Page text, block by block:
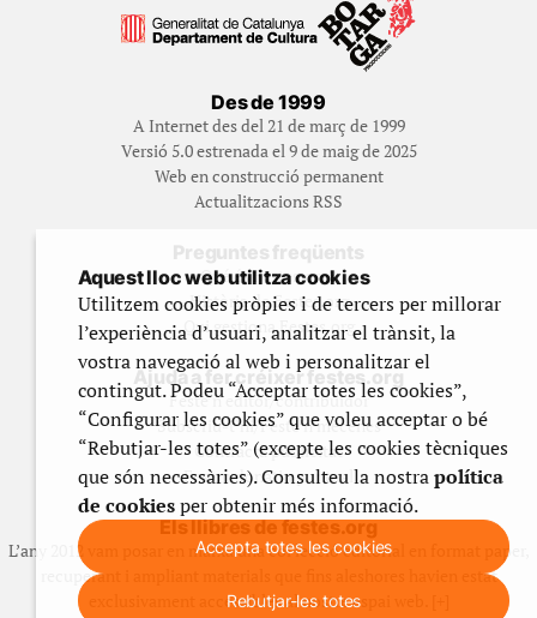
Des de 1999
A Internet des del 21 de març de 1999
Versió 5.0 estrenada el 9 de maig de 2025
Web en construcció permanent
Actualitzacions RSS
Preguntes freqüents
Qué és Festes.org?
Història de Festes.org
Qui gestiona Festes.org
Ajuda a fer créixer festes.org
Feste’n editor/contribuidor
Subscriu-t’hi/Feste’n mecenes
Contracta publicitat
Fes un donatiu puntual
Els llibres de festes.org
L’any 2012 vam posar en marxa una col·lecció editorial en format paper,
recuperant i ampliant materials que fins aleshores havien estat
exclusivament accessibles al nostre espai web. [+]
Aquest lloc web utilitza cookies
Utilitzem cookies pròpies i de tercers per millorar
l’experiència d’usuari, analitzar el trànsit, la
vostra navegació al web i personalitzar el
contingut. Podeu “Acceptar totes les cookies”,
“Configurar les cookies” que voleu acceptar o bé
“Rebutjar-les totes” (excepte les cookies tècniques
que són necessàries). Consulteu la nostrapolítica
de cookiesper obtenir més informació.
Accepta totes les cookies
Rebutjar-les totes